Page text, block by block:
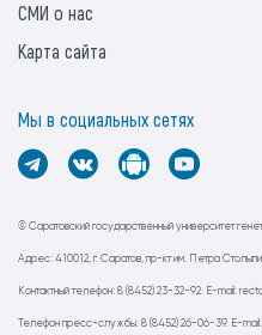
© Саратовский государственный университет
Адрес: 410012, г. Саратов, пр-кт им. Петра
Контактный телефон: 8 (8452) 23-32-92. E-mail:
Телефон пресс-службы: 8 (8452) 26-06-39. E-mail:
СМИ о нас
Карта сайта
Мы в социальных сетях